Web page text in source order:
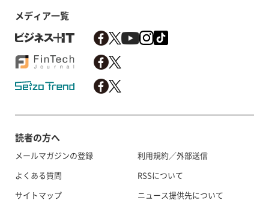
メディア一覧
読者の方へ
メールマガジンの登録
よくある質問
サイトマップ
利用規約／外部送信
RSSについて
ニュース提供先について